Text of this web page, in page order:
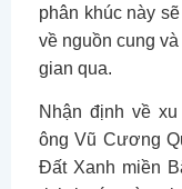
phân khúc này
về nguồn cung
gian qua.
Nhận định về
ông Vũ Cương
Đất Xanh miền